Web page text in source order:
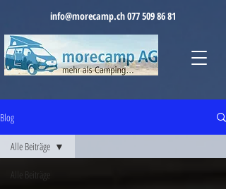
info@morecamp.ch077 509 86 81
Blog
Alle Beiträge
Alle Beiträge